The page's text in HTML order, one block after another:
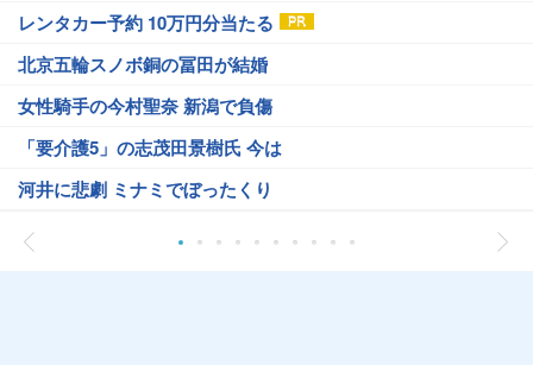
レンタカー予約 10万円分当たる
北京五輪スノボ銅の冨田が結婚
女性騎手の今村聖奈 新潟で負傷
「要介護5」の志茂田景樹氏 今は
河井に悲劇 ミナミでぼったくり